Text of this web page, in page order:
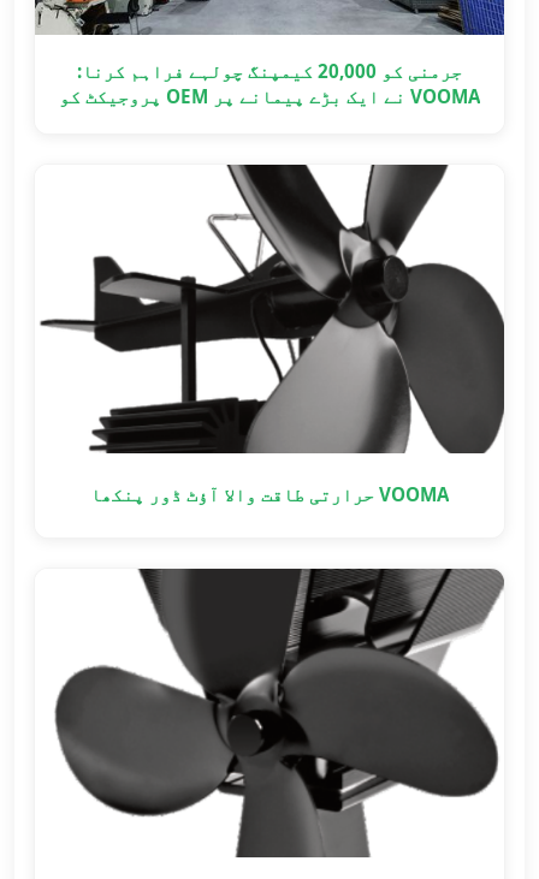
جرمنی کو 20,000 کیمپنگ چولہے فراہم کرنا:
VOOMA نے ایک بڑے پیمانے پر OEM پروجیکٹ کو
VOOMA حرارتی طاقت والا آؤٹ ڈور پنکھا